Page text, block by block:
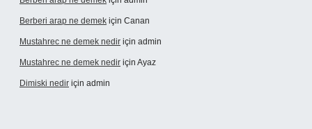
Berberi arap ne demek için Canan
Mustahrec ne demek nedir için admin
Mustahrec ne demek nedir için Ayaz
Dimiski nedir için admin